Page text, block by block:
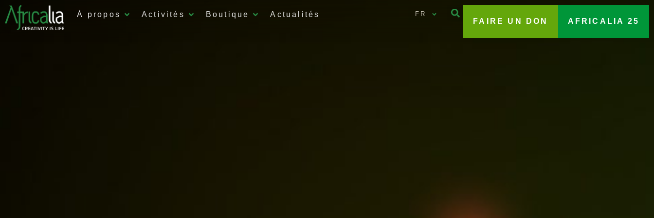
À propos Activités Boutique Actualités FR
FAIRE UN DON AFRICALIA 25